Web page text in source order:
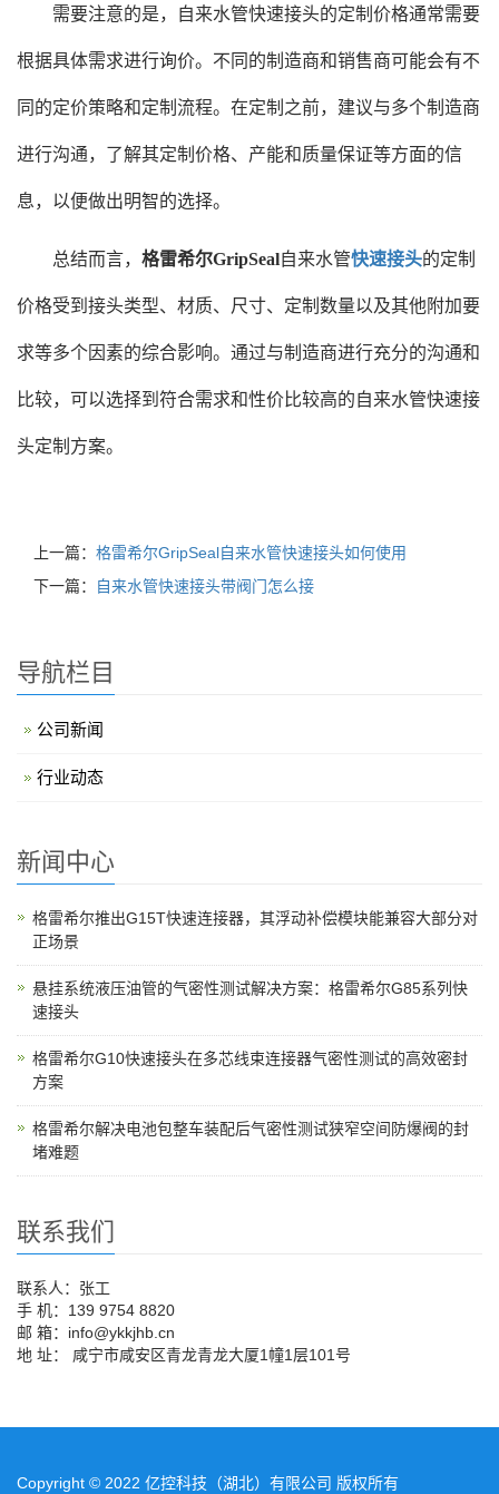
需要注意的是，自来水管快速接头的定制价格通常需要
根据具体需求进行询价。不同的制造商和销售商可能会有不
同的定价策略和定制流程。在定制之前，建议与多个制造商
进行沟通，了解其定制价格、产能和质量保证等方面的信
息，以便做出明智的选择。
总结而言， 格雷希尔GripSeal自来水管快速接头的定制
价格受到接头类型、材质、尺寸、定制数量以及其他附加要
求等多个因素的综合影响。通过与制造商进行充分的沟通和
比较，可以选择到符合需求和性价比较高的自来水管快速接
头定制方案。
上一篇： 格雷希尔GripSeal自来水管快速接头如何使用
下一篇：
自来水管快速接头带阀门怎么接
导航栏目
公司新闻
行业动态
新闻中心
格雷希尔推出G15T快速连接器，其浮动补偿模块能兼容大部分对
正场景
悬挂系统液压油管的气密性测试解决方案：格雷希尔G85系列快
速接头
格雷希尔G10快速接头在多芯线束连接器气密性测试的高效密封
方案
格雷希尔解决电池包整车装配后气密性测试狭窄空间防爆阀的封
堵难题
联系我们
联系人：张工
手 机：139 9754 8820
邮 箱：info@ykkjhb.cn
地 址： 咸宁市咸安区青龙青龙大厦1幢1层101号
Copyright © 2022 亿控科技（湖北）有限公司 版权所有